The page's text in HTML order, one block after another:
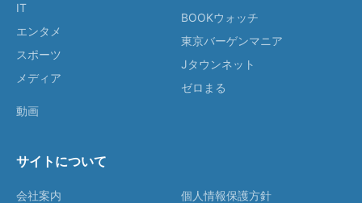
IT
エンタメ
スポーツ
メディア
動画
BOOKウォッチ
東京バーゲンマニア
Jタウンネット
ゼロまる
サイトについて
会社案内
個人情報保護方針